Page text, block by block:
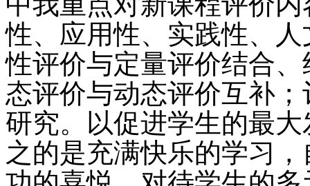
性、应用性、实践性、
性评价与定量评价结合
态评价与动态评价互补
研究。以促进学生的最
之的是充满快乐的学习